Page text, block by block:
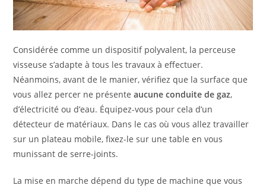
Considérée comme un dispositif polyvalent, la perceuse
visseuse s’adapte à tous les travaux à effectuer.
Néanmoins, avant de le manier, vérifiez que la surface que
vous allez percer ne présenteaucune conduite de gaz,
d’électricité ou d’eau. Équipez-vous pour cela d’un
détecteur de matériaux. Dans le cas où vous allez travailler
sur un plateau mobile, fixez-le sur une table en vous
munissant de serre-joints.
La mise en marche dépend du type de machine que vous